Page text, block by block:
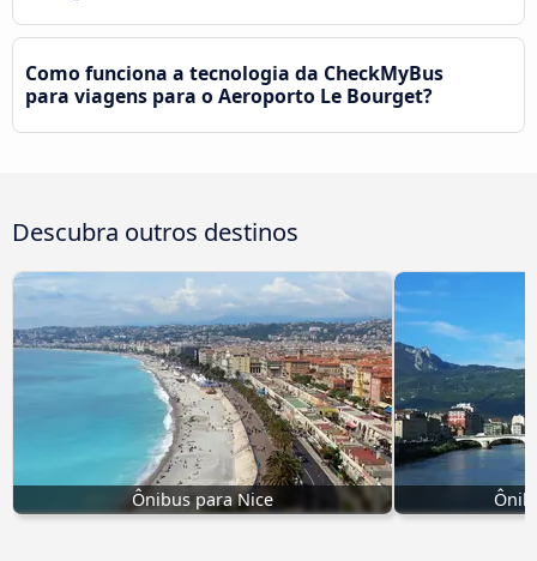
Como funciona a tecnologia da CheckMyBus
para viagens para o Aeroporto Le Bourget?
Descubra outros destinos
Ônibus para Nice